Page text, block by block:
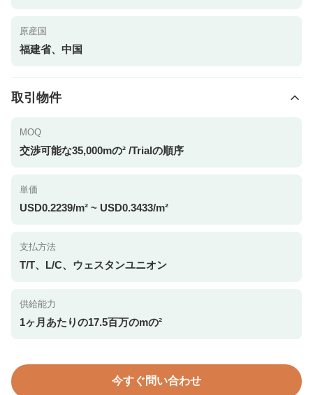
原産国
福建省、中国
取引物件
MOQ
交渉可能な35,000mの² /Trialの順序
単価
USD0.2239/m² ~ USD0.3433/m²
支払方法
T/T、L/C、ウェスタンユニオン
供給能力
1ヶ月あたりの17.5百万のmの²
今すぐ問い合わせ